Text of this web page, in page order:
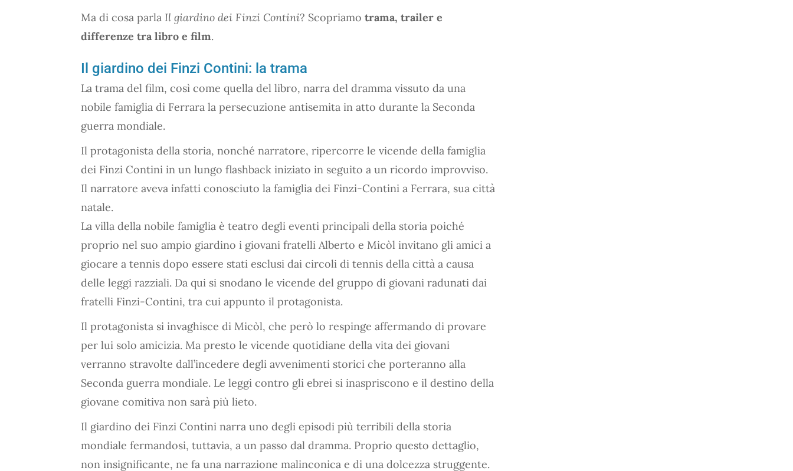
Ma di cosa parla Il giardino dei Finzi Contini? Scopriamo trama, trailer e
differenze tra libro e film.
Il giardino dei Finzi Contini: la trama
La trama del film, così come quella del libro, narra del dramma vissuto da una
nobile famiglia di Ferrara la persecuzione antisemita in atto durante la Seconda
guerra mondiale.
Il protagonista della storia, nonché narratore, ripercorre le vicende della famiglia
dei Finzi Contini in un lungo flashback iniziato in seguito a un ricordo improvviso.
Il narratore aveva infatti conosciuto la famiglia dei Finzi-Contini a Ferrara, sua città
natale.
La villa della nobile famiglia è teatro degli eventi principali della storia poiché
proprio nel suo ampio giardino i giovani fratelli Alberto e Micòl invitano gli amici a
giocare a tennis dopo essere stati esclusi dai circoli di tennis della città a causa
delle leggi razziali. Da qui si snodano le vicende del gruppo di giovani radunati dai
fratelli Finzi-Contini, tra cui appunto il protagonista.
Il protagonista si invaghisce di Micòl, che però lo respinge affermando di provare
per lui solo amicizia. Ma presto le vicende quotidiane della vita dei giovani
verranno stravolte dall’incedere degli avvenimenti storici che porteranno alla
Seconda guerra mondiale. Le leggi contro gli ebrei si inaspriscono e il destino della
giovane comitiva non sarà più lieto.
Il giardino dei Finzi Contini narra uno degli episodi più terribili della storia
mondiale fermandosi, tuttavia, a un passo dal dramma. Proprio questo dettaglio,
non insignificante, ne fa una narrazione malinconica e di una dolcezza struggente.